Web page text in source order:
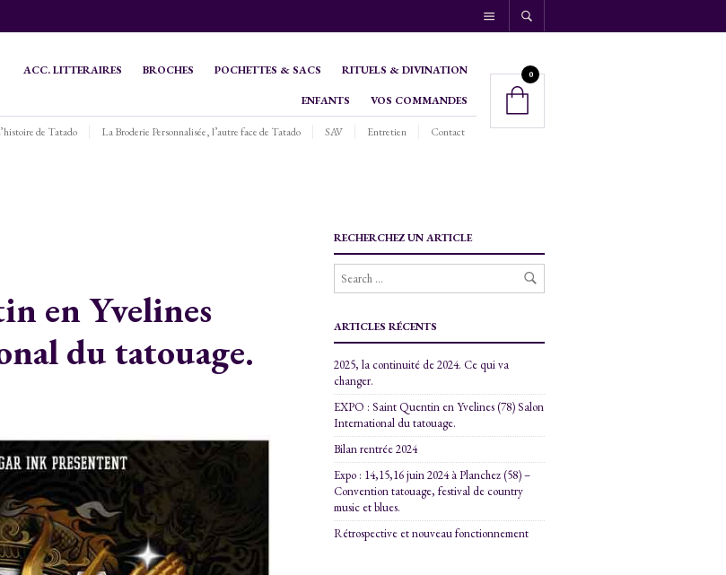
ACC. LITTERAIRES BROCHES POCHETTES & SACS RITUELS & DIVINATION
ENFANTS VOS COMMANDES
de Tatado La Broderie Personnalisée, l’autre face de Tatado SAV Entretien Contact
0
en Yvelines
du tatouage.
RECHERCHEZ UN ARTICLE
ARTICLES RÉCENTS
2025, la continuité de 2024. Ce qui va
changer.
EXPO : Saint Quentin en Yvelines (78) Salon
International du tatouage.
Bilan rentrée 2024
Expo : 14,15,16 juin 2024 à Planchez (58) –
Convention tatouage, festival de country
music et blues.
Rétrospective et nouveau fonctionnement